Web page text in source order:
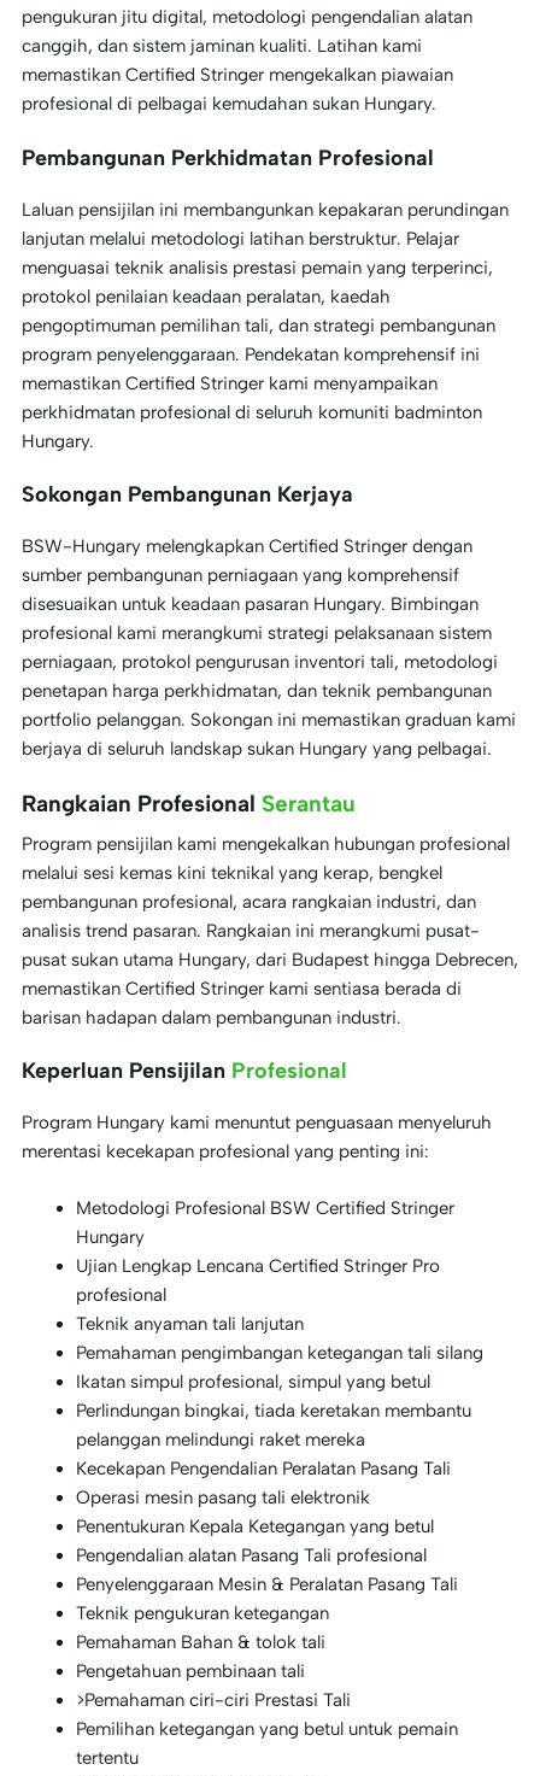
pengukuran jitu digital, metodologi pengendalian alatan
canggih, dan sistem jaminan kualiti. Latihan kami
memastikan Certified Stringer mengekalkan piawaian
profesional di pelbagai kemudahan sukan Hungary.
Pembangunan Perkhidmatan Profesional
Laluan pensijilan ini membangunkan kepakaran perundingan
lanjutan melalui metodologi latihan berstruktur. Pelajar
menguasai teknik analisis prestasi pemain yang terperinci,
protokol penilaian keadaan peralatan, kaedah
pengoptimuman pemilihan tali, dan strategi pembangunan
program penyelenggaraan. Pendekatan komprehensif ini
memastikan Certified Stringer kami menyampaikan
perkhidmatan profesional di seluruh komuniti badminton
Hungary.
Sokongan Pembangunan Kerjaya
BSW-Hungary melengkapkan Certified Stringer dengan
sumber pembangunan perniagaan yang komprehensif
disesuaikan untuk keadaan pasaran Hungary. Bimbingan
profesional kami merangkumi strategi pelaksanaan sistem
perniagaan, protokol pengurusan inventori tali, metodologi
penetapan harga perkhidmatan, dan teknik pembangunan
portfolio pelanggan. Sokongan ini memastikan graduan kami
berjaya di seluruh landskap sukan Hungary yang pelbagai.
Rangkaian Profesional Serantau
Program pensijilan kami mengekalkan hubungan profesional
melalui sesi kemas kini teknikal yang kerap, bengkel
pembangunan profesional, acara rangkaian industri, dan
analisis trend pasaran. Rangkaian ini merangkumi pusat-
pusat sukan utama Hungary, dari Budapest hingga Debrecen,
memastikan Certified Stringer kami sentiasa berada di
barisan hadapan dalam pembangunan industri.
Keperluan Pensijilan Profesional
Program Hungary kami menuntut penguasaan menyeluruh
merentasi kecekapan profesional yang penting ini:
Metodologi Profesional BSW Certified Stringer
Hungary
Ujian Lengkap Lencana Certified Stringer Pro
profesional
Teknik anyaman tali lanjutan
Pemahaman pengimbangan ketegangan tali silang
Ikatan simpul profesional, simpul yang betul
Perlindungan bingkai, tiada keretakan membantu
pelanggan melindungi raket mereka
Kecekapan Pengendalian Peralatan Pasang Tali
Operasi mesin pasang tali elektronik
Penentukuran Kepala Ketegangan yang betul
Pengendalian alatan Pasang Tali profesional
Penyelenggaraan Mesin & Peralatan Pasang Tali
Teknik pengukuran ketegangan
Pemahaman Bahan & tolok tali
Pengetahuan pembinaan tali
>Pemahaman ciri-ciri Prestasi Tali
Pemilihan ketegangan yang betul untuk pemain
tertentu